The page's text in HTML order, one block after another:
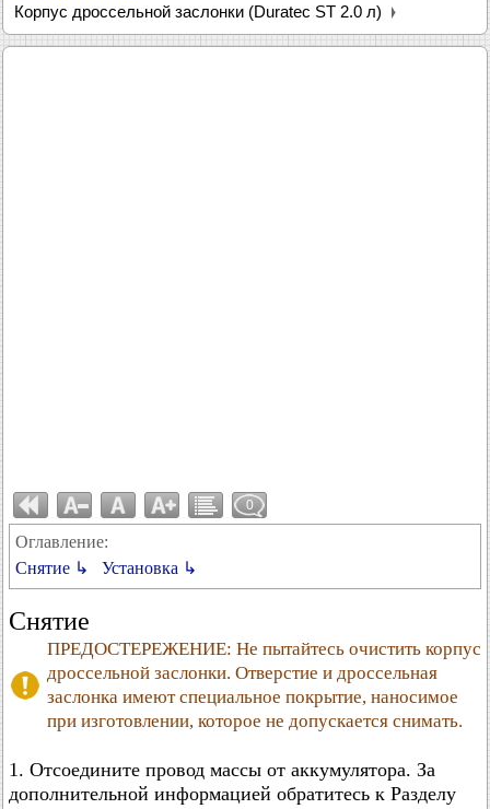
Корпус дроссельной заслонки (Duratec ST 2.0 л)
0
Оглавление:
Снятие ↳
Установка ↳
Снятие
ПРЕДОСТЕРЕЖЕНИЕ: Не пытайтесь очистить корпус
дроссельной заслонки. Отверстие и дроссельная
заслонка имеют специальное покрытие, наносимое
при изготовлении, которое не допускается снимать.
1. Отсоедините провод массы от аккумулятора. За
дополнительной информацией обратитесь к Разделу